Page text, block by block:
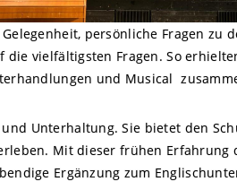
persönliche Fragen zu
vielfältigsten Fragen. So
und Musical
Unterhaltung. Sie bietet den
Mit dieser frühen
Ergänzung zum